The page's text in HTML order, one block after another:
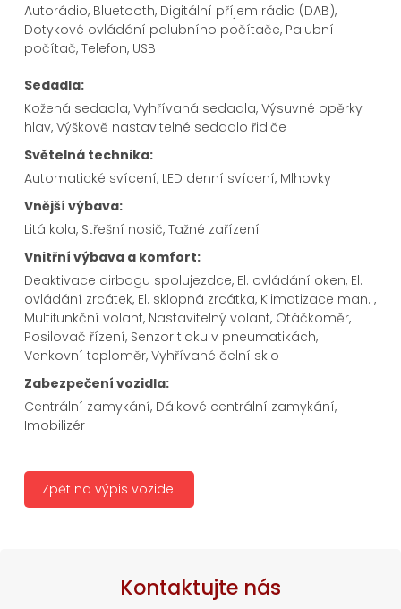
Autorádio, Bluetooth, Digitální příjem rádia (DAB),
Dotykové ovládání palubního počítače, Palubní
počítač, Telefon, USB
Sedadla:
Kožená sedadla, Vyhřívaná sedadla, Výsuvné opěrky
hlav, Výškově nastavitelné sedadlo řidiče
Světelná technika:
Automatické svícení, LED denní svícení, Mlhovky
Vnější výbava:
Litá kola, Střešní nosič, Tažné zařízení
Vnitřní výbava a komfort:
Deaktivace airbagu spolujezdce, El. ovládání oken, El.
ovládání zrcátek, El. sklopná zrcátka, Klimatizace man. ,
Multifunkční volant, Nastavitelný volant, Otáčkoměr,
Posilovač řízení, Senzor tlaku v pneumatikách,
Venkovní teploměr, Vyhřívané čelní sklo
Zabezpečení vozidla:
Centrální zamykání, Dálkové centrální zamykání,
Imobilizér
Zpět na výpis vozidel
Kontaktujte nás